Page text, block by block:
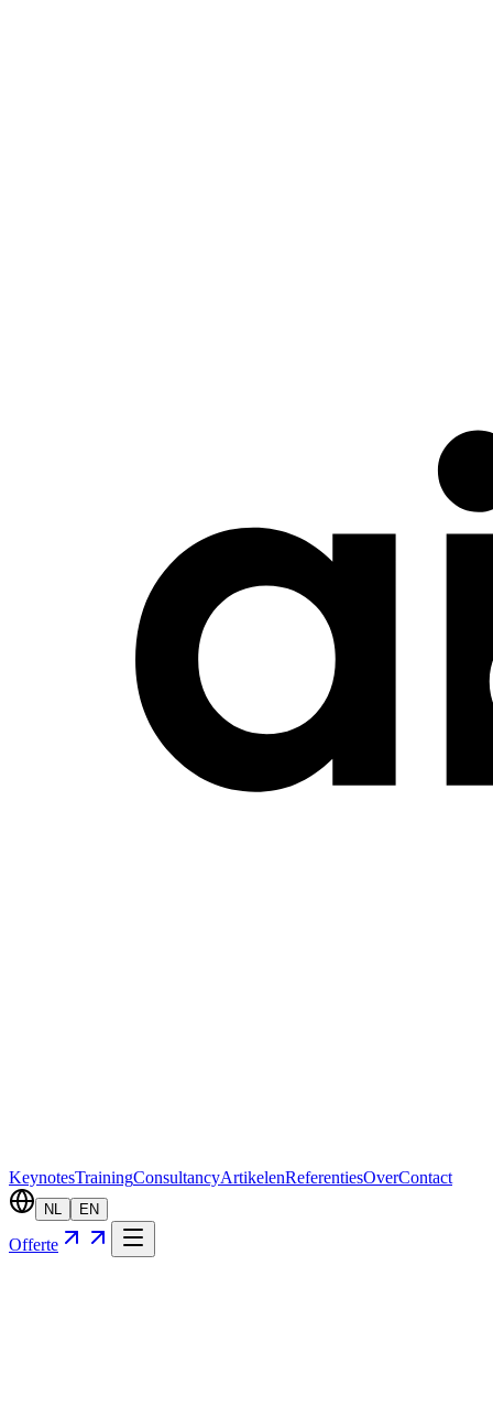
KeynotesTrainingConsultancyArtikelenReferentiesOverContact
NL EN
Offerte